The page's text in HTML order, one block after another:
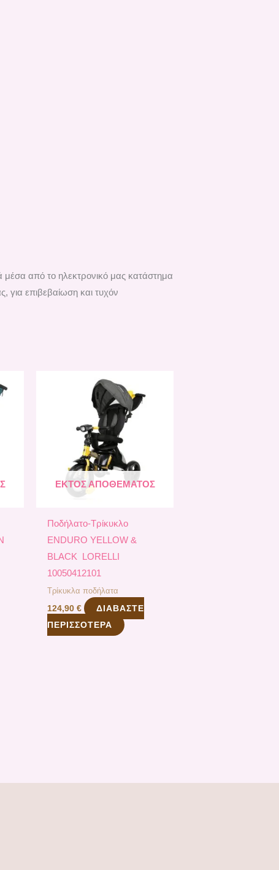
μέσα από το ηλεκτρονικό μας κατάστημα
για επιβεβαίωση και τυχόν
ΕΚΤΌΣ ΑΠΟΘΈΜΑΤΟΣ
Ποδήλατο-Τρίκυκλο
ΕΝDURO YELLOW &
BLACK LORELLI
10050412101
Τρίκυκλα ποδήλατα
124,90€
ΔΙΑΒΆΣΤΕ
ΠΕΡΙΣΣΌΤΕΡΑ